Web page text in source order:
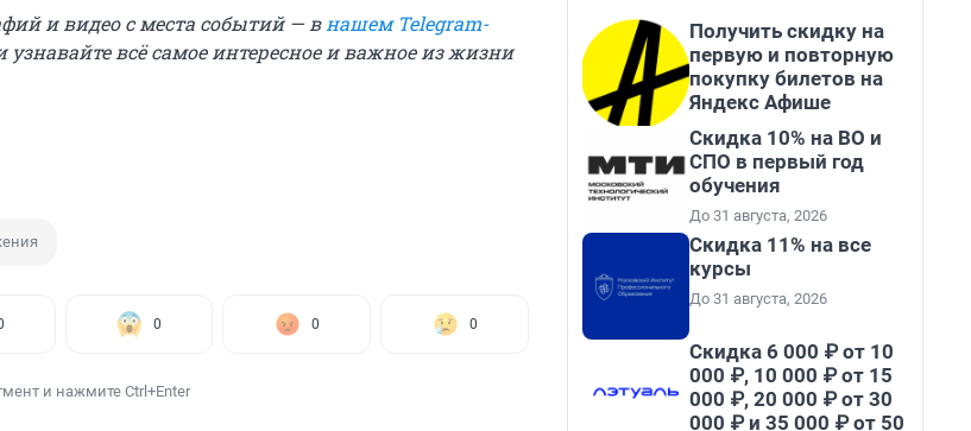
и видео с места событий — в нашем Telegram-
узнавайте всё самое интересное и важное из жизни
0 0 0
и нажмите Ctrl+Enter
Получить скидку на
первую и повторную
покупку билетов на
Яндекс Афише
Скидка 10% на ВО и
СПО в первый год
обучения
До 31 августа, 2026
Скидка 11% на все
курсы
До 31 августа, 2026
Скидка 6 000 ₽ от 10
000 ₽, 10 000 ₽ от 15
000 ₽, 20 000 ₽ от 30
000 ₽ и 35 000 ₽ от 50